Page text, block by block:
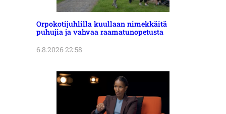
Orpokotijuhlilla kuullaan nimekkäitä
puhujia ja vahvaa raamatunopetusta
6.8.2026 22:58